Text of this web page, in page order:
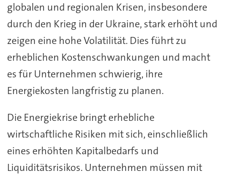
globalen und regionalen Krisen, insbesondere
durch den Krieg in der Ukraine, stark erhöht und
zeigen eine hohe Volatilität. Dies führt zu
erheblichen Kostenschwankungen und macht
es für Unternehmen schwierig, ihre
Energiekosten langfristig zu planen.
Die Energiekrise bringt erhebliche
wirtschaftliche Risiken mit sich, einschließlich
eines erhöhten Kapitalbedarfs und
Liquiditätsrisikos. Unternehmen müssen mit